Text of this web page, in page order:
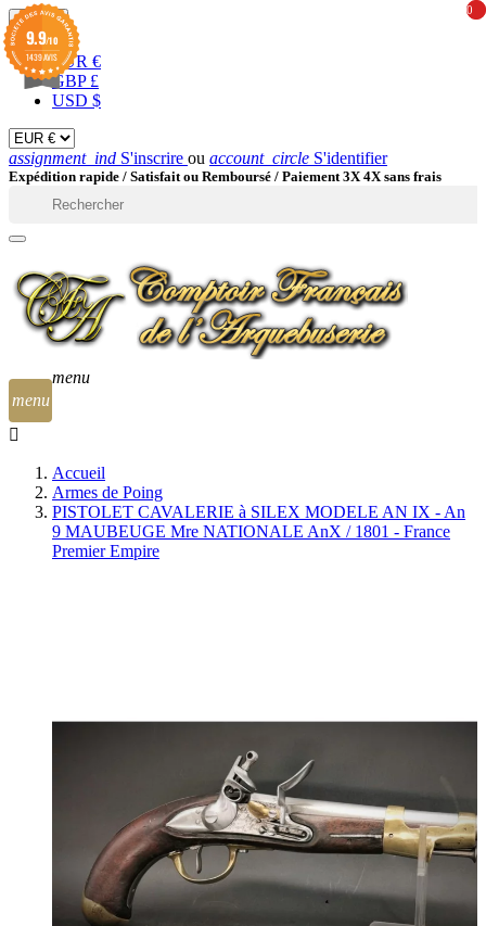
EUR 
EUR €
GBP £
USD $
assignment_ind S'inscrire ou account_circle S'identifier
Expédition rapide / Satisfait ou Remboursé / Paiement 3X 4X sans frais
menu
0
0
menu
Accueil
Armes de Poing
PISTOLET CAVALERIE à SILEX MODELE AN IX - An
9 MAUBEUGE Mre NATIONALE AnX / 1801 - France
Premier Empire
9.9/10
1439 AVIS